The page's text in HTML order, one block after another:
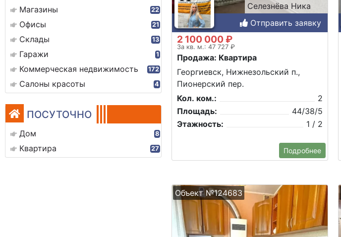
Магазины 22
Офисы 21
Склады 13
Гаражи 1
Коммерческая недвижимость 172
Салоны красоты 4
ПОСУТОЧНО
Дом 8
Квартира 27
Селезнёва Ника
Отправить заявку
2 100 000 ₽
За кв. м.: 47 727 ₽
Продажа: Квартира
Георгиевск, Нижнезольский п.,
Пионерский пер.
Кол. ком.:
2
Площадь:
44/38/5
Этажность:
1 / 2
Подробнее
Объект №124683